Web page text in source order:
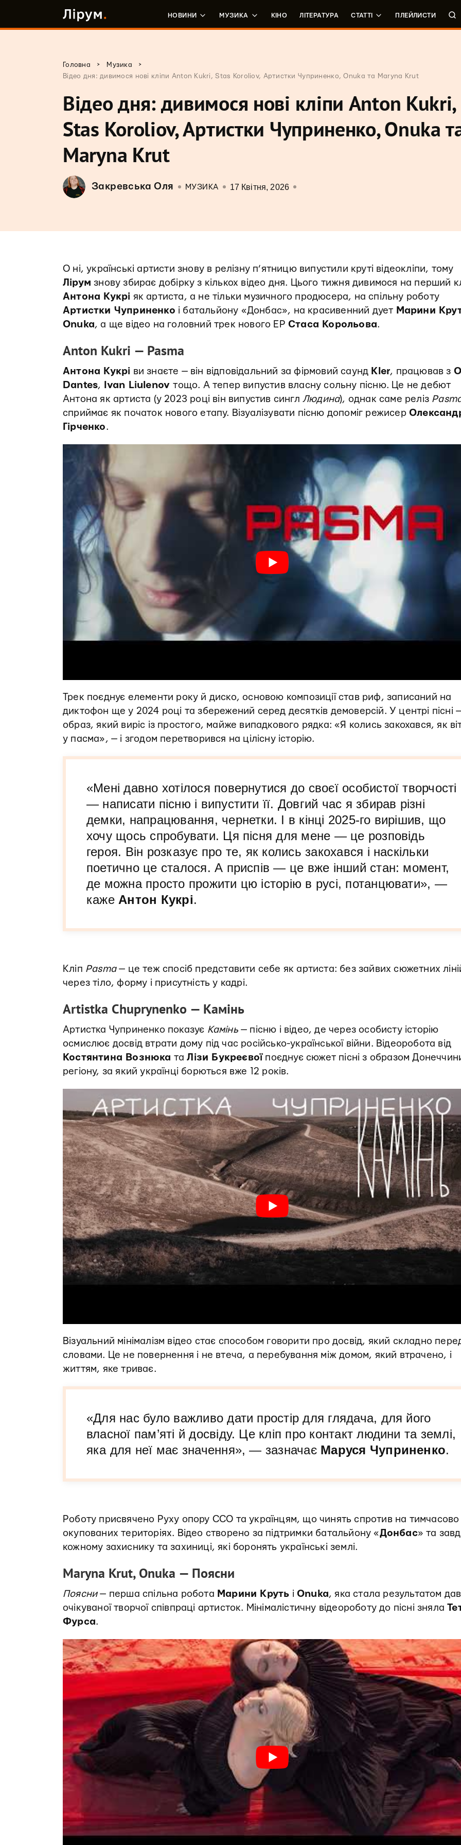
НОВИНИ МУЗИКА КІНО ЛІТЕРАТУРА СТАТТІ ПЛЕЙЛИСТИ
Головна > Музика
>
Відео дня: дивимося нові кліпи Anton Kukri, Stas Koroliov, Артистки Чуприненко, Onuka та Maryna Krut
Відео дня: дивимося нові кліпи Anton Kukri,
Stas Koroliov, Артистки Чуприненко, Onuka
Maryna Krut
Закревська Оля МУЗИКА 17 Квітня, 2026
О ні, українські артисти знову в релізну п’ятницю випустили круті відеокліпи, тому
Лірум знову збирає добірку з кількох відео дня. Цього тижня дивимося на перший
Антона Кукрі як артиста, а не тільки музичного продюсера, на спільну роботу
Артистки Чуприненко і батальйону «Донбас», на красивенний дует Марини
Onuka, а ще відео на головний трек нового EP Стаса Корольова.
Anton Kukri — Pasma
Антона Кукрі ви знаєте — він відповідальний за фірмовий саунд Kler, працював з
Dantes, Ivan Liulenovтощо. А тепер випустив власну сольну пісню. Це не дебют
Антона як артиста (у 2023 році він випустив синглЛюдина), однак саме реліз
сприймає як початок нового етапу. Візуалізувати пісню допоміг режисер
Гірченко.
Трек поєднує елементи року й диско, основою композиції став риф, записаний на
диктофон ще у 2024 році та збережений серед десятків демоверсій. У центрі пісні
образ, який виріс із простого, майже випадкового рядка: «Я колись закохався, як
у пасма», — і згодом перетворився на цілісну історію.
«Мені давно хотілося повернутися до своєї особистої творчості
— написати пісню і випустити її. Довгий час я збирав різні
демки, напрацювання, чернетки. І в кінці 2025-го вирішив, що
хочу щось спробувати. Ця пісня для мене — це розповідь
героя. Він розказує про те, як колись закохався і наскільки
поетично це сталося. А приспів — це вже інший стан: момент,
де можна просто прожити цю історію в русі, потанцювати», —
каже Антон Кукрі.
Кліп Pasma— це теж спосіб представити себе як артиста: без зайвих сюжетних
через тіло, форму і присутність у кадрі.
Artistka Chuprynenko — Камінь
Артистка Чуприненко показує Камінь— пісню і відео, де через особисту історію
осмислює досвід втрати дому під час російсько-української війни. Відеоробота від
Костянтина Вознюка таЛізи Букреєвоїпоєднує сюжет пісні з образом
регіону, за який українці борються вже 12 років.
Візуальний мінімалізм відео стає способом говорити про досвід, який складно
словами. Це не повернення і не втеча, а перебування між домом, який втрачено, і
життям, яке триває.
«Для нас було важливо дати простір для глядача, для його
власної пам’яті й досвіду. Це кліп про контакт людини та землі,
яка для неї має значення», — зазначає Маруся Чуприненко.
Роботу присвячено Руху опору ССО та українцям, що чинять спротив на тимчасово
окупованих територіях. Відео створено за підтримки батальйону «Донбас» та
кожному захиснику та захиниці, які боронять українські землі.
Maryna Krut, Onuka — Поясни
Поясни— перша спільна робота Марини Круть іOnuka, яка стала результатом
очікуваної творчої співпраці артисток. Мінімалістичну відеороботу до пісні зняла
Фурса.